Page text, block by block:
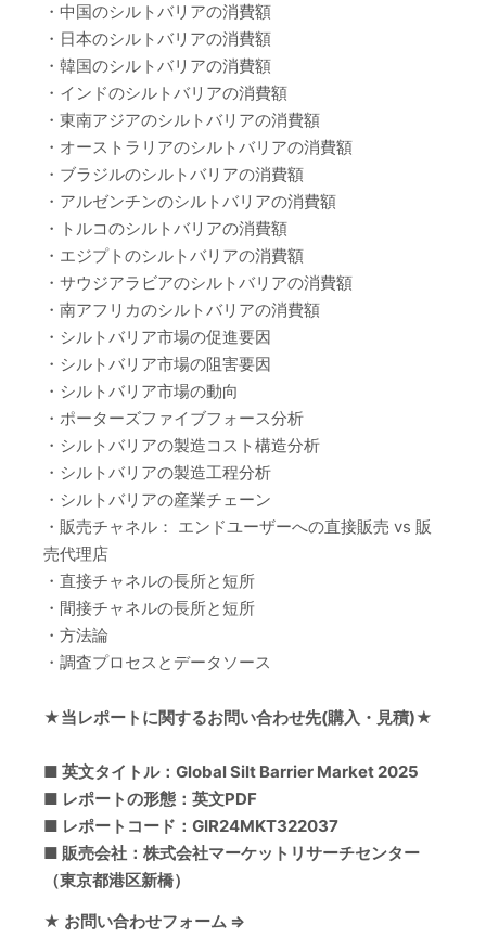
・中国のシルトバリアの消費額
・日本のシルトバリアの消費額
・韓国のシルトバリアの消費額
・インドのシルトバリアの消費額
・東南アジアのシルトバリアの消費額
・オーストラリアのシルトバリアの消費額
・ブラジルのシルトバリアの消費額
・アルゼンチンのシルトバリアの消費額
・トルコのシルトバリアの消費額
・エジプトのシルトバリアの消費額
・サウジアラビアのシルトバリアの消費額
・南アフリカのシルトバリアの消費額
・シルトバリア市場の促進要因
・シルトバリア市場の阻害要因
・シルトバリア市場の動向
・ポーターズファイブフォース分析
・シルトバリアの製造コスト構造分析
・シルトバリアの製造工程分析
・シルトバリアの産業チェーン
・販売チャネル： エンドユーザーへの直接販売 vs 販
売代理店
・直接チャネルの長所と短所
・間接チャネルの長所と短所
・方法論
・調査プロセスとデータソース
★当レポートに関するお問い合わせ先(購入・見積)★
■ 英文タイトル：Global Silt Barrier Market 2025
■ レポートの形態：英文PDF
■ レポートコード：GIR24MKT322037
■ 販売会社：株式会社マーケットリサーチセンター
（東京都港区新橋）
★ お問い合わせフォーム ⇒